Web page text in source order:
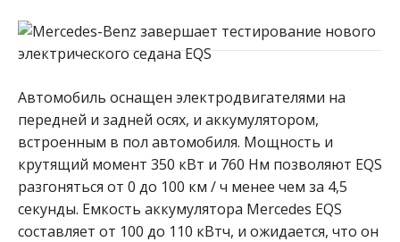
Автомобиль оснащен электродвигателями на
передней и задней осях, и аккумулятором,
встроенным в пол автомобиля. Мощность и
крутящий момент 350 кВт и 760 Нм позволяют EQS
разгоняться от 0 до 100 км / ч менее чем за 4,5
секунды. Емкость аккумулятора Mercedes EQS
составляет от 100 до 110 кВтч, и ожидается, что он